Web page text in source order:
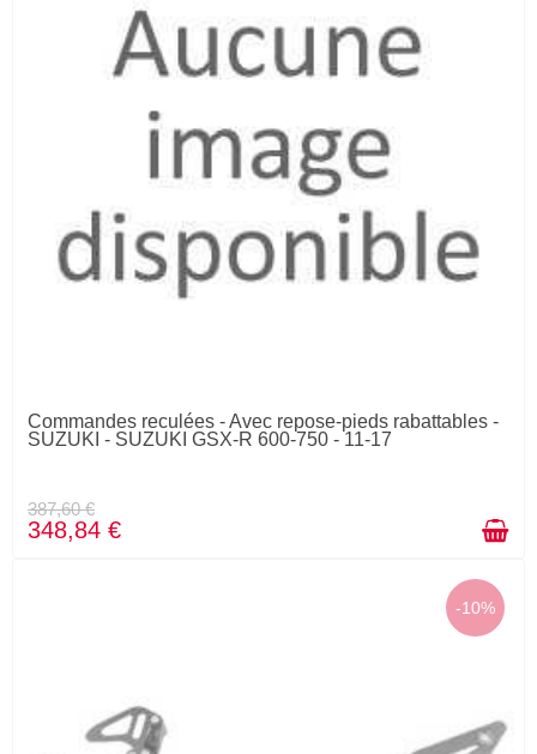
Commandes reculées - Avec repose-pieds rabattables -
SUZUKI - SUZUKI GSX-R 600-750 - 11-17
387,60 €
348,84 €
-10%